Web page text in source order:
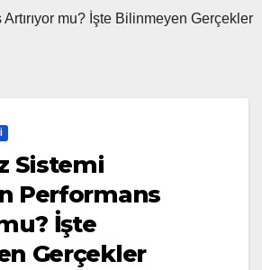
mu? İşte Bilinmeyen Gerçekler
Sistemi
Performans
İşte
Gerçekler